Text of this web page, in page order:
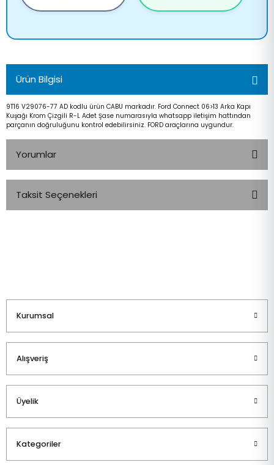
Ürün Bilgisi
9T16 V29076-77 AD kodlu ürün CABU markadır. Ford Connect 06>13 Arka Kapı
Kuşağı Krom Çizgili R-L Adet Şase numarasıyla whatsapp iletişim hattından
parçanın doğruluğunu kontrol edebilirsiniz. FORD araçlarına uygundur.
Yorumlar
Taksit Seçenekleri
Kurumsal
Alışveriş
Üyelik
Kategoriler